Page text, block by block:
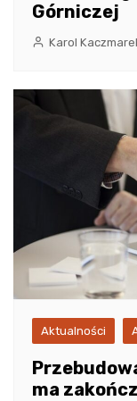
Górniczej
Karol
Aktualności
ma